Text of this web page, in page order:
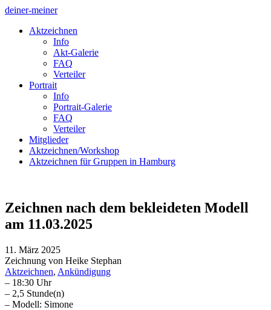
deiner-meiner
Aktzeichnen
Info
Akt-Galerie
FAQ
Verteiler
Portrait
Info
Portrait-Galerie
FAQ
Verteiler
Mitglieder
Aktzeichnen/Workshop
Aktzeichnen für Gruppen in Hamburg
Zeichnen nach dem bekleideten Modell
am 11.03.2025
11. März 2025
Zeichnung von Heike Stephan
Aktzeichnen, Ankündigung
– 18:30 Uhr
– 2,5 Stunde(n)
– Modell: Simone